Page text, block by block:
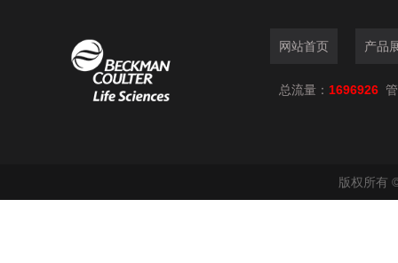
网站首页 产品
总流量： 1696926
版权所有